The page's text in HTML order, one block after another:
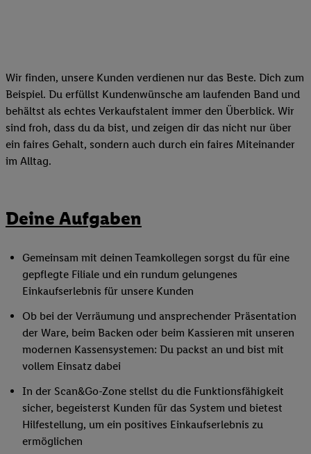
Wir finden, unsere Kunden verdienen nur das Beste. Dich zum
Beispiel. Du erfüllst Kundenwünsche am laufenden Band und
behältst als echtes Verkaufstalent immer den Überblick. Wir
sind froh, dass du da bist, und zeigen dir das nicht nur über
ein faires Gehalt, sondern auch durch ein faires Miteinander
im Alltag.
Deine Aufgaben
Gemeinsam mit deinen Teamkollegen sorgst du für eine
gepflegte Filiale und ein rundum gelungenes
Einkaufserlebnis für unsere Kunden
Ob bei der Verräumung und ansprechender Präsentation
der Ware, beim Backen oder beim Kassieren mit unseren
modernen Kassensystemen: Du packst an und bist mit
vollem Einsatz dabei
In der Scan&Go-Zone stellst du die Funktionsfähigkeit
sicher, begeisterst Kunden für das System und bietest
Hilfestellung, um ein positives Einkaufserlebnis zu
ermöglichen